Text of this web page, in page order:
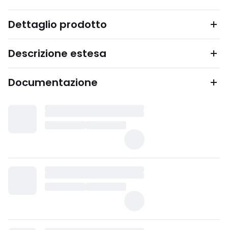
Dettaglio prodotto
Descrizione estesa
Documentazione